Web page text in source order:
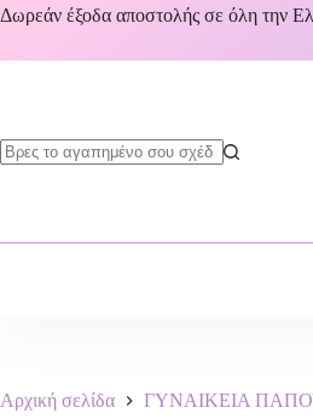
Δωρεάν έξοδα αποστολής σε όλη την
Αρχική σελίδα ΓΥΝΑΙΚΕΙΑ